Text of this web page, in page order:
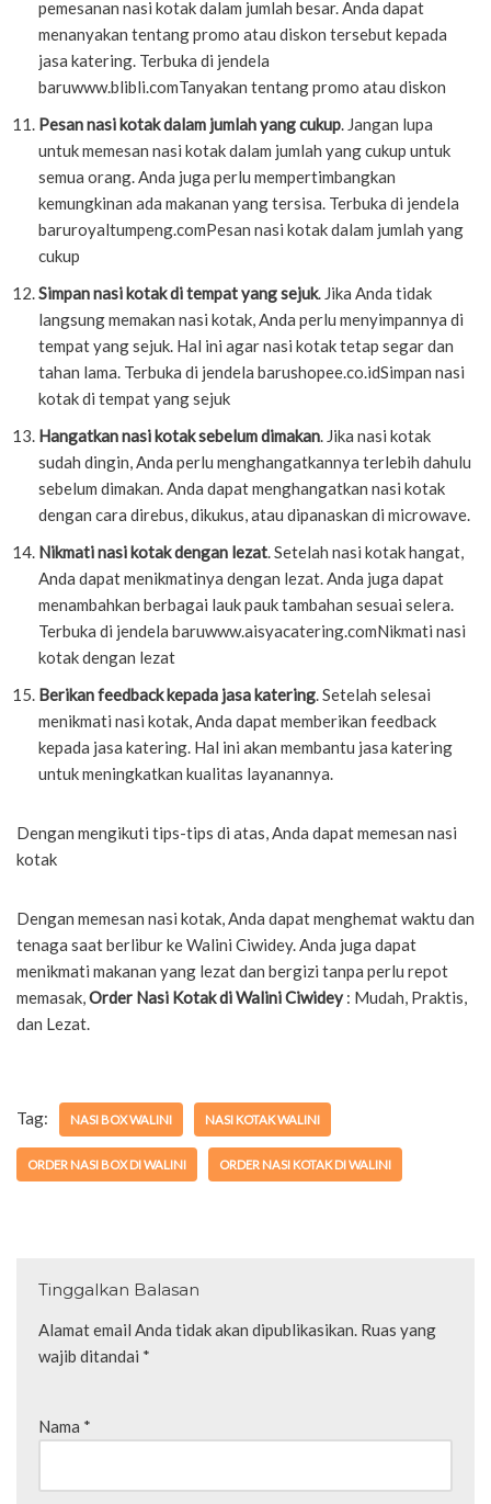
pemesanan nasi kotak dalam jumlah besar. Anda dapat
menanyakan tentang promo atau diskon tersebut kepada
jasa katering. Terbuka di jendela
baruwww.blibli.comTanyakan tentang promo atau diskon
Pesan nasi kotak dalam jumlah yang cukup . Jangan lupa
untuk memesan nasi kotak dalam jumlah yang cukup untuk
semua orang. Anda juga perlu mempertimbangkan
kemungkinan ada makanan yang tersisa. Terbuka di jendela
baruroyaltumpeng.comPesan nasi kotak dalam jumlah yang
cukup
Simpan nasi kotak di tempat yang sejuk. Jika Anda tidak
langsung memakan nasi kotak, Anda perlu menyimpannya di
tempat yang sejuk. Hal ini agar nasi kotak tetap segar dan
tahan lama. Terbuka di jendela barushopee.co.idSimpan nasi
kotak di tempat yang sejuk
Hangatkan nasi kotak sebelum dimakan . Jika nasi kotak
sudah dingin, Anda perlu menghangatkannya terlebih dahulu
sebelum dimakan. Anda dapat menghangatkan nasi kotak
dengan cara direbus, dikukus, atau dipanaskan di microwave.
Nikmati nasi kotak dengan lezat . Setelah nasi kotak hangat,
Anda dapat menikmatinya dengan lezat. Anda juga dapat
menambahkan berbagai lauk pauk tambahan sesuai selera.
Terbuka di jendela baruwww.aisyacatering.comNikmati nasi
kotak dengan lezat
Berikan feedback kepada jasa katering . Setelah selesai
menikmati nasi kotak, Anda dapat memberikan feedback
kepada jasa katering. Hal ini akan membantu jasa katering
untuk meningkatkan kualitas layanannya.
Dengan mengikuti tips-tips di atas, Anda dapat memesan nasi
kotak
Dengan memesan nasi kotak, Anda dapat menghemat waktu dan
tenaga saat berlibur ke Walini Ciwidey. Anda juga dapat
menikmati makanan yang lezat dan bergizi tanpa perlu repot
memasak, Order Nasi Kotak di Walini Ciwidey: Mudah, Praktis,
dan Lezat.
Tag: NASI BOX WALINI NASI KOTAK WALINI
ORDER NASI BOX DI WALINI ORDER NASI KOTAK DI WALINI
Tinggalkan Balasan
Alamat email Anda tidak akan dipublikasikan. Ruas yang
wajib ditandai *
Nama *